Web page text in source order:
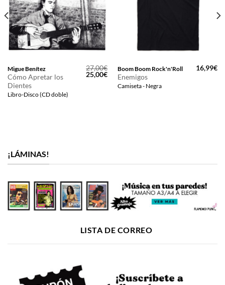
Migue Benítez
Cómo Apretar los
Dientes
Libro-Disco (CD doble)
27,00€
El
precio
25,00€El
precio
actual
Boom Boom Rock'n'Roll
Enemigos
Camiseta - Negra
16,99€
¡LÁMINAS!
LISTA DE CORREO